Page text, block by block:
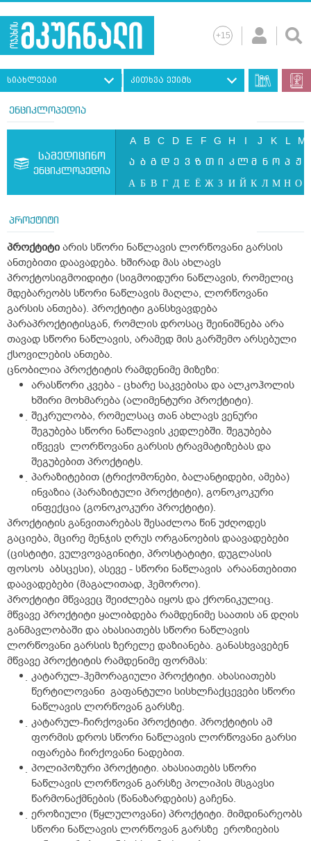
სიახლეები კითხვა ექიმს
ენციკლოპედია
სამედიცინო
ენციკლოპედია
A B C D E F G H I J K L M
ა ბ გ დ ე ვ ზ თ ი კ ლ მ ნ ო პ ჟ
А Б В Г Д Е Ё Ж З И Й К Л М Н О
პროქტიტი
პროქტიტი არის სწორი ნაწლავის ლორწოვანი გარსის
ანთებითი დაავადება. ხშირად მას ახლავს
პროქტოსიგმოიდიტი (სიგმოიდური ნაწლავის, რომელიც
მდებარეობს სწორი ნაწლავის მაღლა, ლორწოვანი
გარსის ანთება). პროქტიტი განსხვავდება
პარაპროქტიტისგან, რომლის დროსაც შეინიშნება არა
თავად სწორი ნაწლავის, არამედ მის გარშემო არსებული
ქსოვილების ანთება.
ცნობილია პროქტიტის რამდენიმე მიზეზი:
არასწორი კვება - ცხარე საკვებისა და ალკოჰოლის
ხშირი მოხმარება (ალიმენტური პროქტიტი).
შეკრულობა, რომელსაც თან ახლავს ვენური
შეგუბება სწორი ნაწლავის კედლებში. შეგუბება
იწვევს ლორწოვანი გარსის ტრავმატიზებას და
შეგუბებით პროქტიტს.
პარაზიტებით (ტრიქომონები, ბალანტიდები, ამება)
ინვაზია (პარაზიტული პროქტიტი), გონოკოკური
ინფექცია (გონოკოკური პროქტიტი).
პროქტიტის განვითარებას შესაძლოა წინ უძღოდეს
გაციება, მცირე მენჯის ღრუს ორგანოების დაავადებები
(ცისტიტი, ვულვოვაგინიტი, პროსტატიტი, დუგლასის
ფოსოს აბსცესი), ასევე - სწორი ნაწლავის არაანთებითი
დაავადებები (მაგალითად, ჰემოროი).
პროქტიტი მწვავეც შეიძლება იყოს და ქრონიკულიც.
მწვავე პროქტიტი ყალიბდება რამდენიმე საათის ან დღის
განმავლობაში და ახასიათებს სწორი ნაწლავის
ლორწოვანი გარსის ზერელე დაზიანება. განასხვავებენ
მწვავე პროქტიტის რამდენიმე ფორმას:
კატარულ-ჰემორაგიული პროქტიტი. ახასიათებს
წერტილოვანი გაფანტული სისხლჩაქცევები სწორი
ნაწლავის ლორწოვან გარსზე.
კატარულ-ჩირქოვანი პროქტიტი. პროქტიტის ამ
ფორმის დროს სწორი ნაწლავის ლორწოვანი გარსი
იფარება ჩირქოვანი ნადებით.
პოლიპოზური პროქტიტი. ახასიათებს სწორი
ნაწლავის ლორწოვან გარსზე პოლიპის მსგავსი
წარმონაქმნების (წანაზარდების) გაჩენა.
ეროზიული (წყლულოვანი) პროქტიტი. მიმდინარეობს
სწორი ნაწლავის ლორწოვან გარსზე ეროზიების